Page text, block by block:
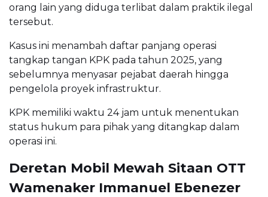
orang lain yang diduga terlibat dalam praktik ilegal
tersebut.
Kasus ini menambah daftar panjang operasi
tangkap tangan KPK pada tahun 2025, yang
sebelumnya menyasar pejabat daerah hingga
pengelola proyek infrastruktur.
KPK memiliki waktu 24 jam untuk menentukan
status hukum para pihak yang ditangkap dalam
operasi ini.
Deretan Mobil Mewah Sitaan OTT
Wamenaker Immanuel Ebenezer